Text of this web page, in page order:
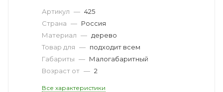
Артикул — 425
Страна — Россия
Материал — дерево
Товар для — подходит всем
Габариты — Малогабаритный
Возраст от — 2
Все характеристики